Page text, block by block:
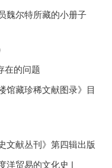
魏尔特所藏的小册子
在的问题
馆藏珍稀文献图录》目
文献丛刊》第四辑出版
洋贸易的文化史 |